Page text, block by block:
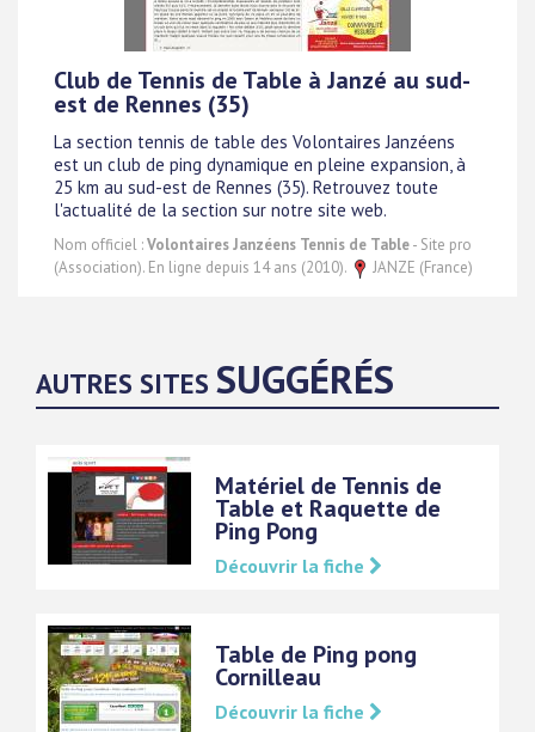
Club de Tennis de Table à Janzé au sud-
est de Rennes (35)
La section tennis de table des Volontaires Janzéens
est un club de ping dynamique en pleine expansion, à
25 km au sud-est de Rennes (35). Retrouvez toute
l'actualité de la section sur notre site web.
Nom officiel :Volontaires Janzéens Tennis de Table- Site pro
(Association). En ligne depuis 14 ans (2010).
JANZE (France)
AUTRES SITES SUGGÉRÉS
Matériel de Tennis de
Table et Raquette de
Ping Pong
Découvrir la fiche
Table de Ping pong
Cornilleau
Découvrir la fiche